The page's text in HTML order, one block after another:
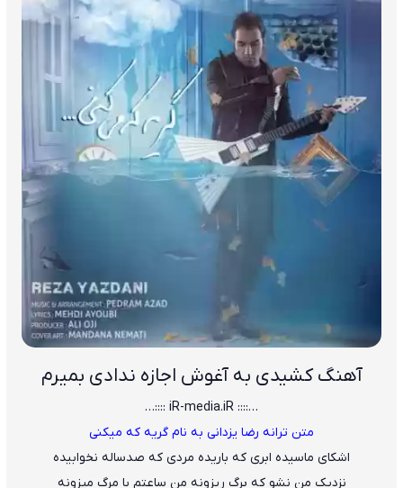
آهنگ کشیدی به آغوش اجازه ندادی بمیرم
…:::: iR-media.iR ::::…
متن ترانه رضا یزدانی به نام گریه که میکنی
اشکای ماسیده ابری که باریده مردی که صدساله نخوابیده
نزدیک من نشو که برگ ریزونه من ساعتم با مرگ میزونه